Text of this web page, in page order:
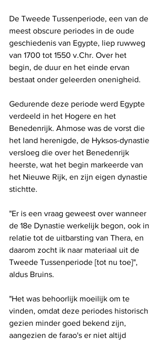
De Tweede Tussenperiode, een van de
meest obscure periodes in de oude
geschiedenis van Egypte, liep ruwweg
van 1700 tot 1550 v.Chr. Over het
begin, de duur en het einde ervan
bestaat onder geleerden onenigheid.
Gedurende deze periode werd Egypte
verdeeld in het Hogere en het
Benedenrijk. Ahmose was de vorst die
het land herenigde, de Hyksos-dynastie
versloeg die over het Benedenrijk
heerste, wat het begin markeerde van
het Nieuwe Rijk, en zijn eigen dynastie
stichtte.
"Er is een vraag geweest over wanneer
de 18e Dynastie werkelijk begon, ook in
relatie tot de uitbarsting van Thera, en
daarom zocht ik naar materiaal uit de
Tweede Tussenperiode [tot nu toe]",
aldus Bruins.
"Het was behoorlijk moeilijk om te
vinden, omdat deze periodes historisch
gezien minder goed bekend zijn,
aangezien de farao's er niet altijd